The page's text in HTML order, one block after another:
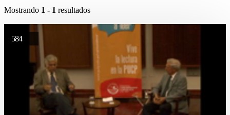
Mostrando 1 - 1 resultados
584